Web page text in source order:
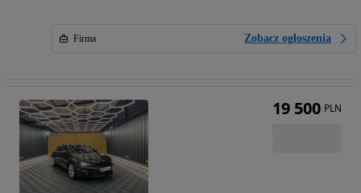
Firma Zobacz ogłoszenia
19 500 PLN